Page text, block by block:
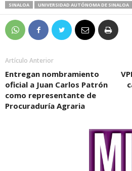
SINALOA UNIVERSIDAD AUTÓNOMA DE SINALOA
Artículo Anterior
Entregan nombramiento
oficial a Juan Carlos Patrón
como representante de
Procuraduría Agraria